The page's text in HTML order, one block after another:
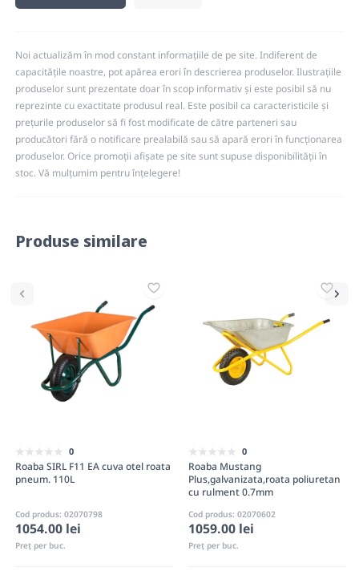
Noi actualizăm în mod constant informațiile de pe site. Indiferent de
capacitățile noastre, pot apărea erori în descrierea produselor. Ilustrațiile
produselor sunt prezentate doar în scop informativ și este posibil să nu
reprezinte cu exactitate produsul real. Este posibil ca caracteristicile și
prețurile produselor să fi fost modificate de către parteneri sau
producători fără o notificare prealabilă sau să apară erori în funcționarea
produselor. Orice promoții afișate pe site sunt supuse disponibilității în
stoc. Vă mulțumim pentru înțelegere!
Produse similare
0
Roaba SIRL F11 EA cuva otel roata
pneum. 110L
Cod produs: 02070798
1054.00 lei
Preț per buc.
0
Roaba Mustang
Plus,galvanizata,roata poliuretan
cu rulment 0.7mm
Cod produs: 02070602
1059.00 lei
Preț per buc.